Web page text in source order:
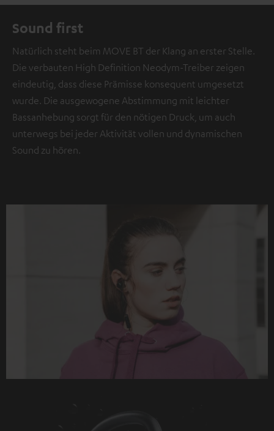
Sound first
Natürlich steht beim MOVE BT der Klang an erster Stelle.
Die verbauten High Definition Neodym-Treiber zeigen
eindeutig, dass diese Prämisse konsequent umgesetzt
wurde. Die ausgewogene Abstimmung mit leichter
Bassanhebung sorgt für den nötigen Druck, um auch
unterwegs bei jeder Aktivität vollen und dynamischen
Sound zu hören.